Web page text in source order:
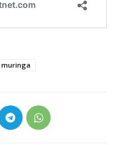
muringa